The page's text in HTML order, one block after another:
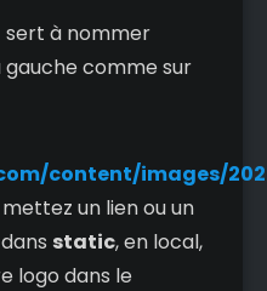
sert à nommer
comme sur
content/images/
un lien ou un
static, en local,
logo dans le